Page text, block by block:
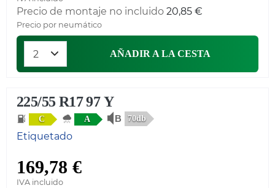
Precio de montaje no incluido 20,85 €
Precio por neumático
AÑADIR A LA CESTA
225/55 R17 97 Y
C A 70db
Etiquetado
169,78 €
IVA incluido